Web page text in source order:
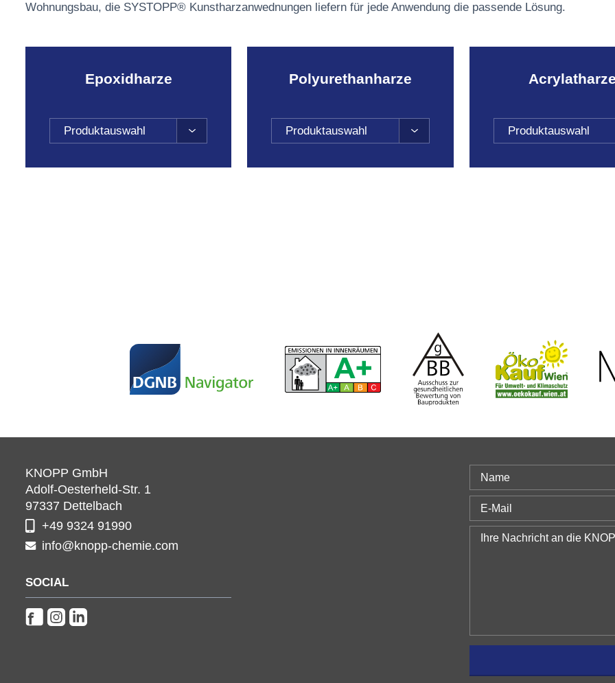
Wohnungsbau, die SYSTOPP® Kunstharzanwednungen liefern für jede Anwendung die passende Lösung.
Epoxidharze
Produktauswahl
Polyurethanharze
Produktauswahl Produktauswahl
KNOPP GmbH
Adolf-Oesterheld-Str. 1
97337 Dettelbach
+49 9324 91990
info@knopp-chemie.com
SOCIAL